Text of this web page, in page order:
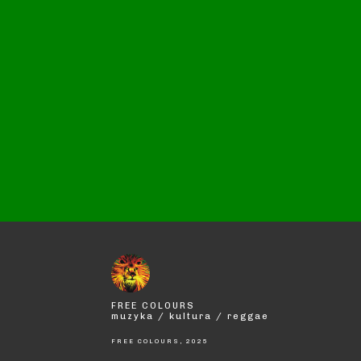
FREE COLOURS
muzyka / kultura / reggae
FREE COLOURS, 2025